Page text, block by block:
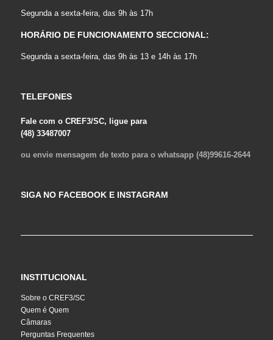
Segunda a sexta-feira, das 9h às 17h
HORÁRIO DE FUNCIONAMENTO SECCIONAL:
Segunda a sexta-feira, das 9h às 13 e 14h às 17h
TELEFONES
Fale com o CREF3/SC, ligue para
(48) 33487007
ou envie mensagem de texto para o whatsapp (48)99616-2644
SIGA NO FACEBOOK E INSTAGRAM
INSTITUCIONAL
Sobre o CREF3/SC
Quem é Quem
Câmaras
Perguntas Frequentes